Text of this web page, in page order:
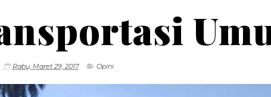
Rabu, Maret 29, 2017 Opini